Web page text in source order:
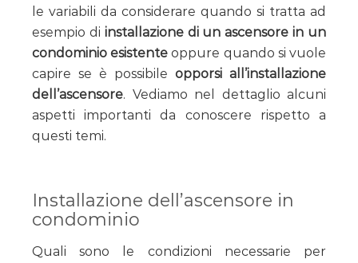
le variabili da considerare quando si tratta ad
esempio di installazione di un ascensore in un
condominio esistente oppure quando si vuole
capire se è possibile opporsi all’installazione
dell’ascensore. Vediamo nel dettaglio alcuni
aspetti importanti da conoscere rispetto a
questi temi.
Installazione dell’ascensore in
condominio
Quali sono le condizioni necessarie per